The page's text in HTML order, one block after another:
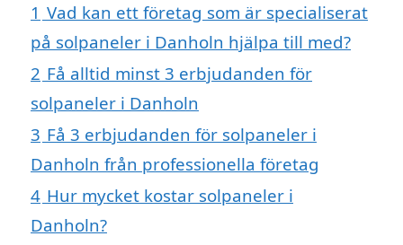
1 Vad kan ett företag som är specialiserat
på solpaneler i Danholn hjälpa till med?
2 Få alltid minst 3 erbjudanden för
solpaneler i Danholn
3 Få 3 erbjudanden för solpaneler i
Danholn från professionella företag
4 Hur mycket kostar solpaneler i
Danholn?